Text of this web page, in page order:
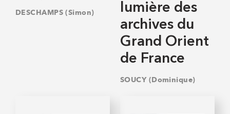
DESCHAMPS (Simon)
lumière des
archives du
Grand Orient
de France
SOUCY (Dominique)